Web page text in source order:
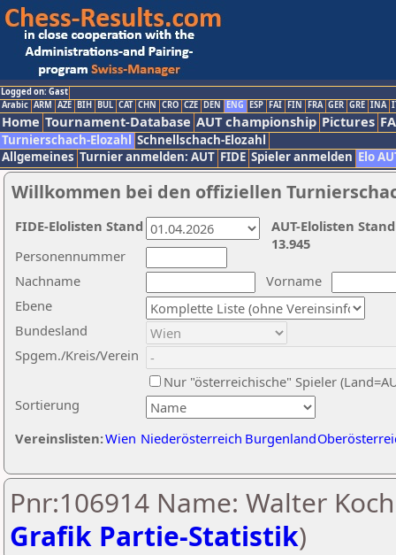
Logged on: Gast
Arabic ARM AZE BIH BUL CAT CHN CRO CZE DEN ENG ESP FAI FIN FRA GER GRE INA
Home Tournament-Database AUT championship Pictures
Turnierschach-Elozahl Schnellschach-Elozahl
Allgemeines Turnier anmelden: AUT FIDE Spieler anmelden Elo
Willkommen bei den offiziellen
Nachname
Vorname
Ebene
Sortierung
Personennummer
Bundesland
Spgem./Kreis/Verein
Nur "österreichische" Spieler
Vereinslisten:Wien Niederösterreich Burgenland
AUT-Elolisten
13.945
FIDE-Elolisten Stand
Pnr:106914 Name: Walter
Grafik Partie-Statistik)